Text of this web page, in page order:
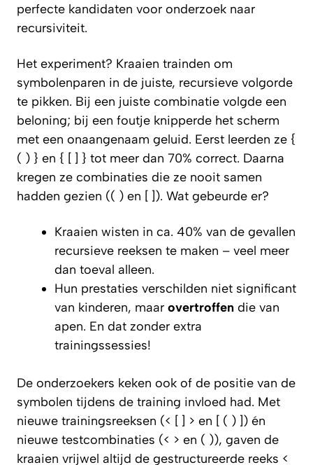
perfecte kandidaten voor onderzoek naar
recursiviteit.
Het experiment? Kraaien trainden om
symbolenparen in de juiste, recursieve volgorde
te pikken. Bij een juiste combinatie volgde een
beloning; bij een foutje knipperde het scherm
met een onaangenaam geluid. Eerst leerden ze {
( ) } en { [ ] } tot meer dan 70% correct. Daarna
kregen ze combinaties die ze nooit samen
hadden gezien (( ) en [ ]). Wat gebeurde er?
Kraaien wisten in ca. 40% van de gevallen
recursieve reeksen te maken – veel meer
dan toeval alleen.
Hun prestaties verschilden niet significant
van kinderen, maar overtroffen die van
apen. En dat zonder extra
trainingssessies!
De onderzoekers keken ook of de positie van de
symbolen tijdens de training invloed had. Met
nieuwe trainingsreeksen (< [ ] > en [ ( ) ]) én
nieuwe testcombinaties (< > en ( )), gaven de
kraaien vrijwel altijd de gestructureerde reeks <